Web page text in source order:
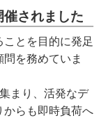
されました
とを目的に発足
を務めていま
まり、活発なデ
からも即時負荷へ